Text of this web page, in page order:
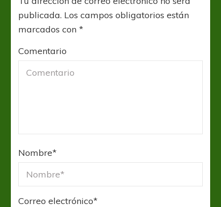
publicada. Los campos obligatorios están
marcados con*
Comentario
Nombre*
Correo electrónico*